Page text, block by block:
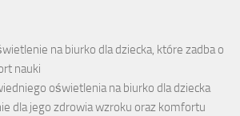
na biurko dla dziecka, które zadba o
nauki
oświetlenia na biurko dla dziecka
dla jego zdrowia wzroku oraz komfortu